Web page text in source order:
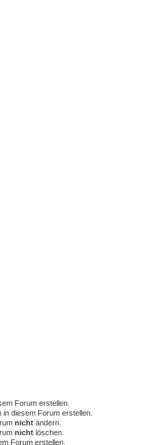
Forum erstellen.
diesem Forum erstellen.
nicht ändern.
nicht löschen.
Forum erstellen.